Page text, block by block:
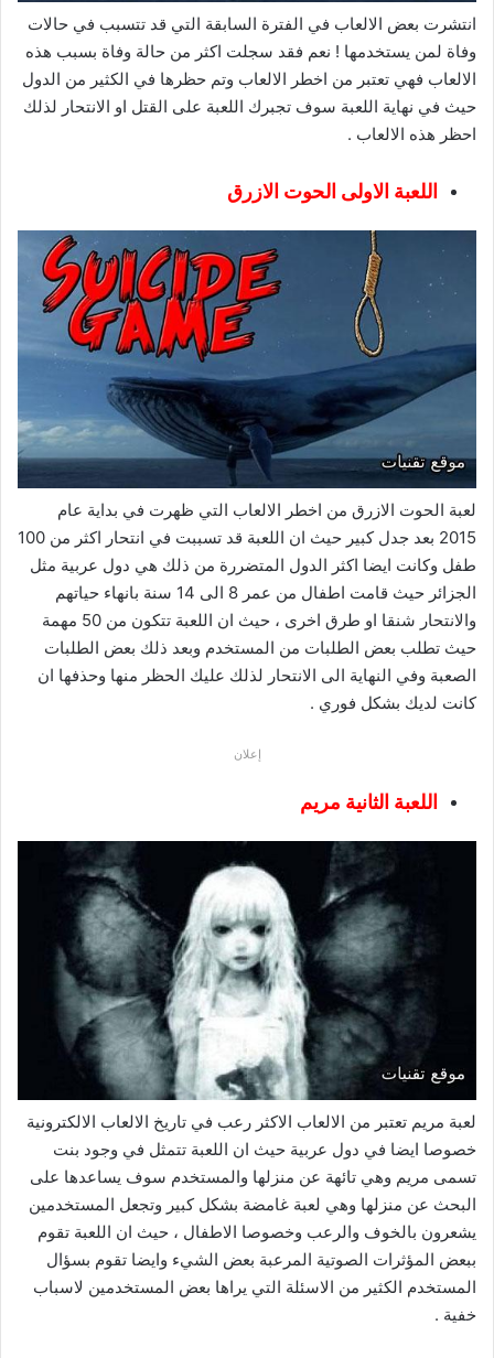
انتشرت بعض الالعاب في الفترة السابقة التي قد تتسبب في حالات
وفاة لمن يستخدمها ! نعم فقد سجلت اكثر من حالة وفاة بسبب هذه
الالعاب فهي تعتبر من اخطر الالعاب وتم حظرها في الكثير من الدول
حيث في نهاية اللعبة سوف تجبرك اللعبة على القتل او الانتحار لذلك
احظر هذه الالعاب .
اللعبة الاولى الحوت الازرق
لعبة الحوت الازرق من اخطر الالعاب التي ظهرت في بداية عام
2015 بعد جدل كبير حيث ان اللعبة قد تسببت في انتحار اكثر من 100
طفل وكانت ايضا اكثر الدول المتضررة من ذلك هي دول عربية مثل
الجزائر حيث قامت اطفال من عمر 8 الى 14 سنة بانهاء حياتهم
والانتحار شنقا او طرق اخرى ، حيث ان اللعبة تتكون من 50 مهمة
حيث تطلب بعض الطلبات من المستخدم وبعد ذلك بعض الطلبات
الصعبة وفي النهاية الى الانتحار لذلك عليك الحظر منها وحذفها ان
كانت لديك بشكل فوري .
إعلان
اللعبة الثانية مريم
لعبة مريم تعتبر من الالعاب الاكثر رعب في تاريخ الالعاب الالكترونية
خصوصا ايضا في دول عربية حيث ان اللعبة تتمثل في وجود بنت
تسمى مريم وهي تائهة عن منزلها والمستخدم سوف يساعدها على
البحث عن منزلها وهي لعبة غامضة بشكل كبير وتجعل المستخدمين
يشعرون بالخوف والرعب وخصوصا الاطفال ، حيث ان اللعبة تقوم
ببعض المؤثرات الصوتية المرعبة بعض الشيء وايضا تقوم بسؤال
المستخدم الكثير من الاسئلة التي يراها بعض المستخدمين لاسباب
خفية .